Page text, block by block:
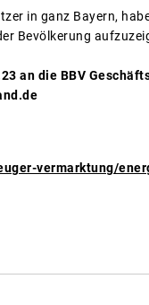
in ganz Bayern,
Bevölkerung
an die BBV
vermarktung/